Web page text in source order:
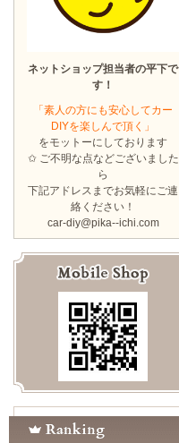
ネットショップ担当者の平下で
す！
「素人の方にも安心してカー
DIYを楽しんで頂く」
をモットーにしております
✩ ご不明な点などございました
ら
下記アドレスまでお気軽にご連
絡ください！
car-diy@pika--ichi.com